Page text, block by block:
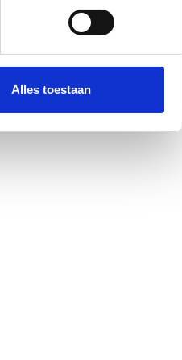
partners voor social
die u aan ze heeft
Alles toestaan